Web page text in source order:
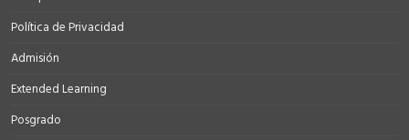
Política de Privacidad
Admisión
Extended Learning
Posgrado